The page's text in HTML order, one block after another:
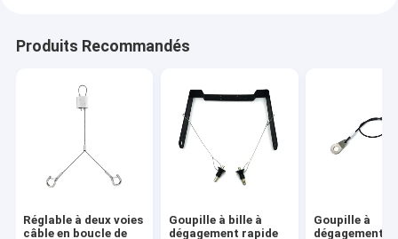
Produits Recommandés
Réglable à deux voies
câble en boucle de
Goupille à bille à
dégagement rapide
Goupille à
dégagement